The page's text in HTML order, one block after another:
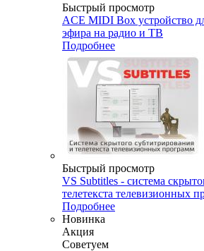
Быстрый просмотр
ACE MIDI Box устройство
эфира на радио и ТВ
Подробнее
Быстрый просмотр
VS Subtitles - система
телетекста телевизионных
Подробнее
Новинка
Акция
Советуем